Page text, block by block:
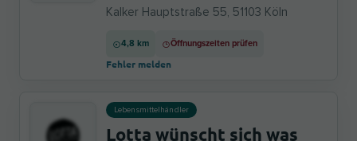
Kalker Hauptstraße 55, 51103 Köln
4,8 km Öffnungszeiten prüfen
Fehler melden
Lebensmittelhändler
Lotta wünscht sich was